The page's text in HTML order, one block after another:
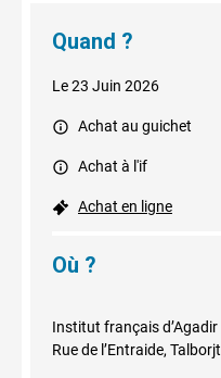
Quand ?
Le 23 Juin 2026
Achat au guichet
Achat à l'if
Achat en ligne
Où ?
Institut français d’Agadir
Rue de l’Entraide, Talborjt